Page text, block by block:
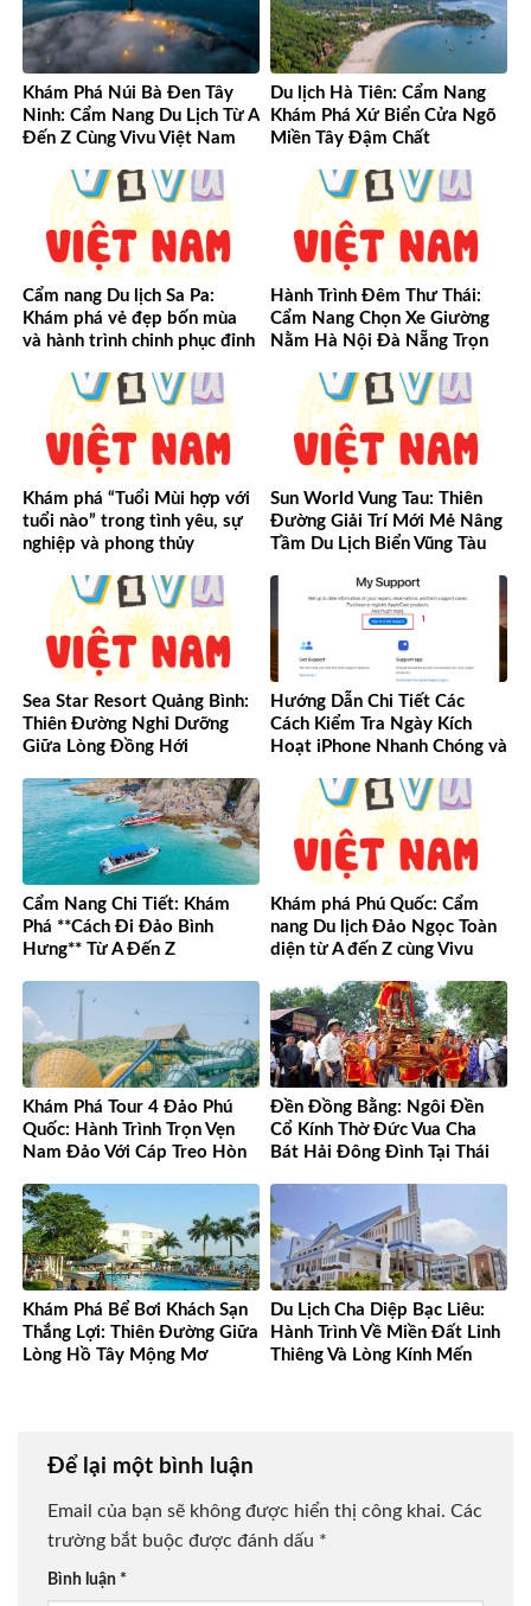
Khám Phá Núi Bà Đen Tây
Ninh: Cẩm Nang Du Lịch Từ A
Đến Z Cùng Vivu Việt Nam
Du lịch Hà Tiên: Cẩm Nang
Khám Phá Xứ Biển Cửa Ngõ
Miền Tây Đậm Chất
Cẩm nang Du lịch Sa Pa:
Khám phá vẻ đẹp bốn mùa
và hành trình chinh phục đỉnh
Hành Trình Đêm Thư Thái:
Cẩm Nang Chọn Xe Giường
Nằm Hà Nội Đà Nẵng Trọn
Khám phá “Tuổi Mùi hợp với
tuổi nào” trong tình yêu, sự
nghiệp và phong thủy
Sun World Vung Tau: Thiên
Đường Giải Trí Mới Mẻ Nâng
Tầm Du Lịch Biển Vũng Tàu
Sea Star Resort Quảng Bình:
Thiên Đường Nghỉ Dưỡng
Giữa Lòng Đồng Hới
Hướng Dẫn Chi Tiết Các
Cách Kiểm Tra Ngày Kích
Hoạt iPhone Nhanh Chóng và
Cẩm Nang Chi Tiết: Khám
Phá **Cách Đi Đảo Bình
Hưng** Từ A Đến Z
Khám phá Phú Quốc: Cẩm
nang Du lịch Đảo Ngọc Toàn
diện từ A đến Z cùng Vivu
Khám Phá Tour 4 Đảo Phú
Quốc: Hành Trình Trọn Vẹn
Nam Đảo Với Cáp Treo Hòn
Đền Đồng Bằng: Ngôi Đền
Cổ Kính Thờ Đức Vua Cha
Bát Hải Đông Đình Tại Thái
Khám Phá Bể Bơi Khách Sạn
Thắng Lợi: Thiên Đường Giữa
Lòng Hồ Tây Mộng Mơ
Du Lịch Cha Diệp Bạc Liêu:
Hành Trình Về Miền Đất Linh
Thiêng Và Lòng Kính Mến
Để lại một bình luận
Email của bạn sẽ không được hiển thị công khai. Các
trường bắt buộc được đánh dấu *
Bình luận *